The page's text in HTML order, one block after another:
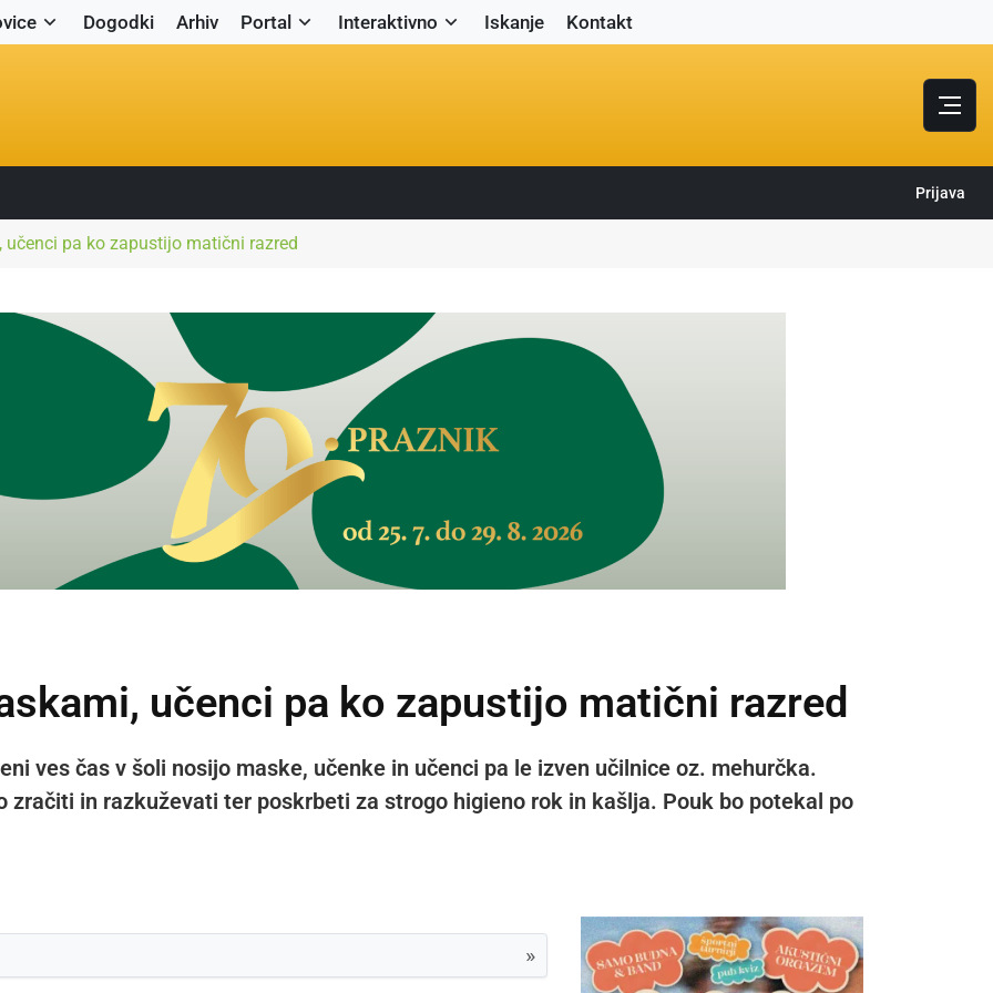
Dogodki Arhiv Portal Interaktivno Iskanje Kontakt
Prijava
učenci pa ko zapustijo matični razred
učenci pa ko zapustijo matični razred
ves čas v šoli nosijo maske, učenke in učenci pa le izven učilnice oz. mehurčka.
zračiti in razkuževati ter poskrbeti za strogo higieno rok in kašlja. Pouk bo potekal po
»